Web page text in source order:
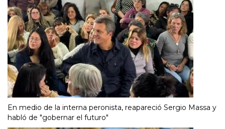
En medio de la interna peronista, reapareció Sergio Massa y
habló de "gobernar el futuro"